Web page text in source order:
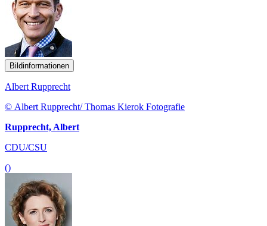
Bildinformationen
Albert Rupprecht
© Albert Rupprecht/ Thomas Kierok Fotografie
Rupprecht, Albert
CDU/CSU
()